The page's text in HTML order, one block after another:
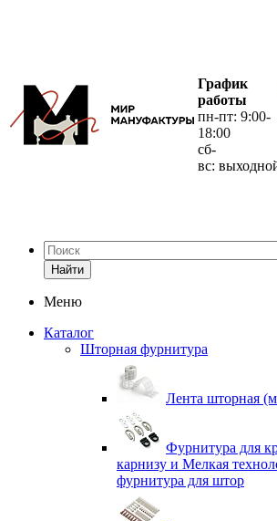
График
работы
пн-пт: 9:00-
18:00
сб-
вс:
Найти
Меню
Каталог
Шторная фурнитура
Лента шторная
Фурнитура для
карнизу и Мелкая
фурнитура для штор